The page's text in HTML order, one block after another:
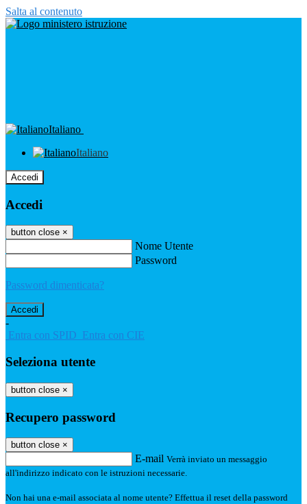
Salta al contenuto
Italiano
Italiano
Accedi
Accedi
button close ×
Nome Utente
Password
Password dimenticata?
-
Entra con SPID Entra con CIE
Seleziona utente
button close ×
Recupero password
button close ×
E-mail Verrà inviato un messaggio
all'indirizzo indicato con le istruzioni necessarie.
Non hai una e-mail associata al nome utente? Effettua il reset della password